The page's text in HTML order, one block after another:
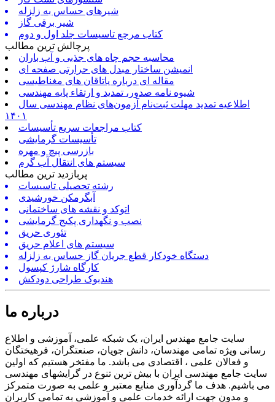
شیرهای حساس به زلزله
شیر برقی گاز
کتاب مرجع تاسیسات جلد اول و دوم
پرچالش ترین مطالب
محاسبه حجم چاه های جذبی و آب باران
انمیشن ساختار مبدل های حرارتی صفحه ای
مقاله ای درباره یاتاقان های مغناطیسی
شیوه نامه صدور، تمدید و ارتقاء پایه مهندسی
اطلاعیه تمدید مهلت ثبت‌نام آزمون‌های نظام مهندسی سال
۱۴۰۱
کتاب مراجعات سریع تأسیسات
تأسیسات گرمایشی
بازرسی پیچ و مهره
سیستم های انتقال آب گرم
پربازدید ترین مطالب
رشته تحصیلی تاسیسات
آبگرمکن خورشیدی
اتوکد و نقشه های ساختمانی
نصب و نگهداری پکیج گرمایشی
تئوری حریق
سیستم های اعلام حریق
دستگاه خودکار قطع جریان گاز حساس به زلزله
کارگاه شارژ کپسول
هندبوک طراحی دودکش
درباره ما
سایت جامع مهندس ایران، یک شبکه علمی، آموزشی و اطلاع
رسانی ویژه تمامی مهندسان، دانش جویان، صنعتگران، فرهیختگان
و فعالان علمی ، اقتصادی می باشد. ما مفتخر هستیم که اولین
سایت جامع مهندسی ایران با بیش ترین تنوع در گرایشهای مهندسی
می باشیم. هدف ما گردآوری منابع معتبر و علمی به صورت متمرکز
و مدون جهت ارائه خدمات علمی و آموزشی به تمامی کاربران